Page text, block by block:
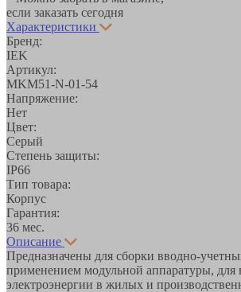
если заказать сегодня
Характеристики
Бренд:
IEK
Артикул:
MKM51-N-01-54
Напряжение:
Нет
Цвет:
Серый
Степень защиты:
IP66
Тип товара:
Корпус
Гарантия:
36 мес.
Описание
Предназначены для сборки вводно-
применением модульной аппаратуры, для
электроэнергии в жилых и